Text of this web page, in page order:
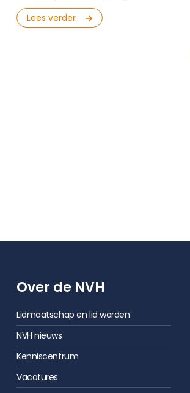
Lees verder
Over de NVH
Lidmaatschap en lid worden
NVH nieuws
Kenniscentrum
Vacatures